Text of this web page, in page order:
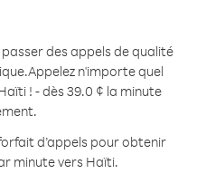
des appels de qualité
Appelez n'importe quel
! - dès 39.0 ¢ la minute
d’appels pour obtenir
minute vers Haïti.